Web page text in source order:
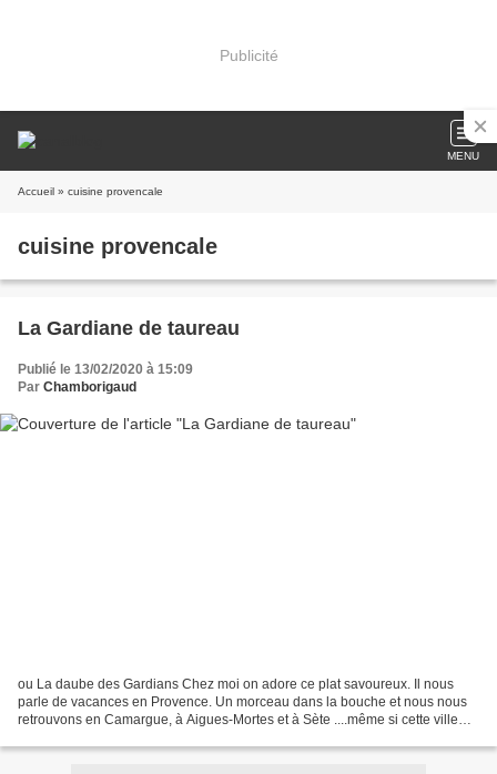
Publicité
MENU
Accueil » cuisine provencale
cuisine provencale
La Gardiane de taureau
Publié le 13/02/2020 à 15:09
Par Chamborigaud
ou La daube des Gardians Chez moi on adore ce plat savoureux. Il nous
parle de vacances en Provence. Un morceau dans la bouche et nous nous
retrouvons en Camargue, à Aigues-Mortes et à Sète ....même si cette ville